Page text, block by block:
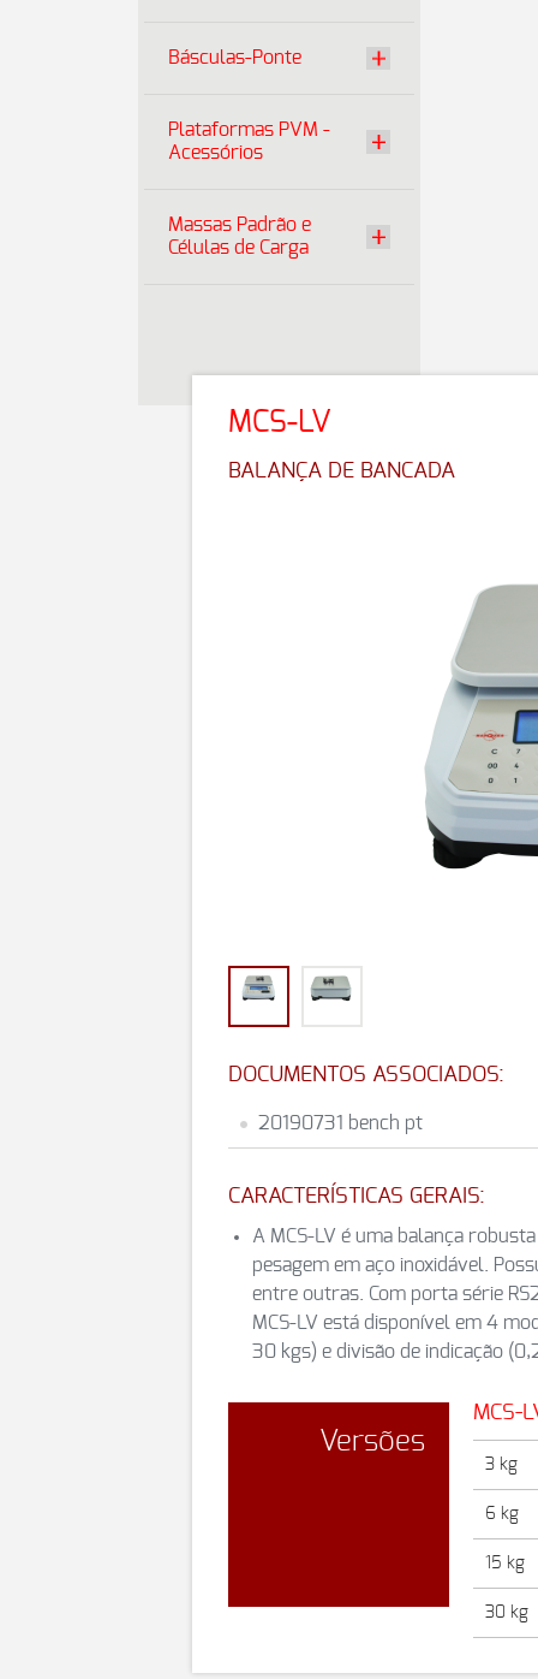
Básculas-Ponte
Plataformas PVM -
Acessórios
Massas Padrão e
Células de Carga
MCS-LV
BALANÇA DE BANCADA
DOCUMENTOS ASSOCIADOS:
20190731 bench pt
CARACTERÍSTICAS GERAIS:
A MCS-LV é uma balança
pesagem em aço inoxidável.
entre outras. Com porta série
MCS-LV está disponível em 4
30 kgs) e divisão de indicação
Versões
MCS-
3 kg
6 kg
15 kg
30 kg